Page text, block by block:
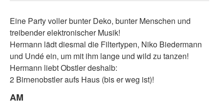
Eine Party voller bunter Deko, bunter Menschen und
treibender elektronischer Musik!
Hermann lädt diesmal die Filtertypen, Niko Biedermann
und Undé ein, um mit ihm lange und wild zu tanzen!
Hermann liebt Obstler deshalb:
2 Birnenobstler aufs Haus (bis er weg ist)!
AM